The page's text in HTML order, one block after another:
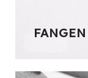
FANGEN